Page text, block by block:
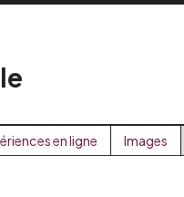
en ligne Images